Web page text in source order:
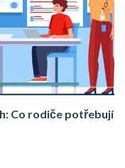
Co rodiče potřebují